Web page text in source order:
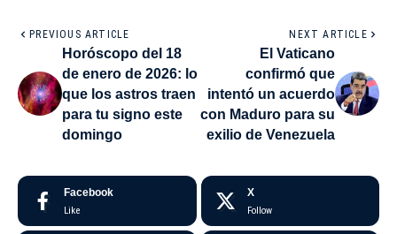
PREVIOUS ARTICLE
Horóscopo del 18
de enero de 2026: lo
que los astros traen
para tu signo este
domingo
NEXT ARTICLE
El Vaticano
confirmó que
intentó un acuerdo
con Maduro para su
exilio de Venezuela
Facebook
Like
X
Follow